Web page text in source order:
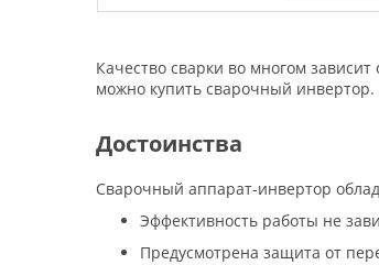
Качество сварки во многом
можно купить сварочный
Достоинства
Сварочный аппарат-инвертор
Эффективность работы не
Предусмотрена защита от